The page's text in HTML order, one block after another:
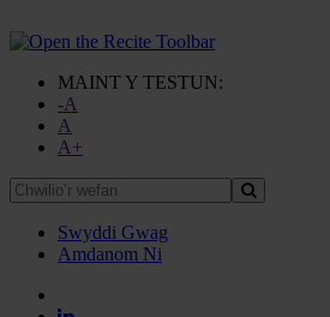
MAINT Y TESTUN:
-A
A
A+
Chwilio’r
wefan
Swyddi Gwag
Amdanom Ni